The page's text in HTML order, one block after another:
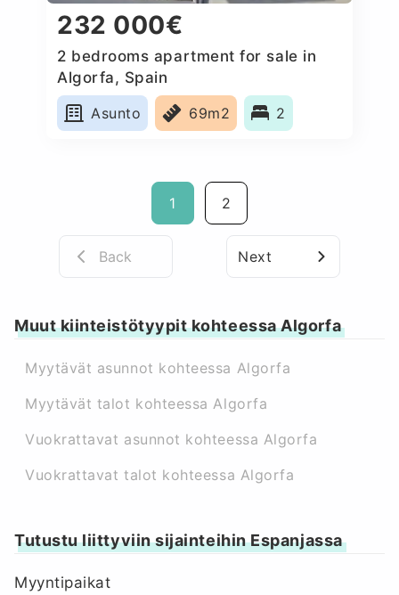
232 000€
2 bedrooms apartment for sale in
Algorfa, Spain
Asunto
69m2 2
1 2
Back Next
Muut kiinteistötyypit kohteessa Algorfa
Myytävät asunnot kohteessa Algorfa
Myytävät talot kohteessa Algorfa
Vuokrattavat asunnot kohteessa Algorfa
Vuokrattavat talot kohteessa Algorfa
Tutustu liittyviin sijainteihin Espanjassa
Myyntipaikat